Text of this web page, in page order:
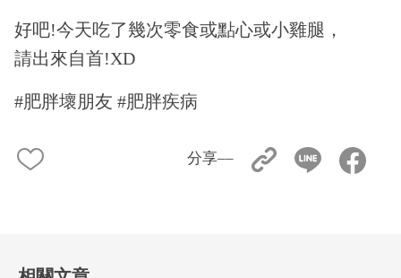
好吧!今天吃了幾次零食或點心或小雞腿，
請出來自首!XD
#肥胖壞朋友 #肥胖疾病
分享––